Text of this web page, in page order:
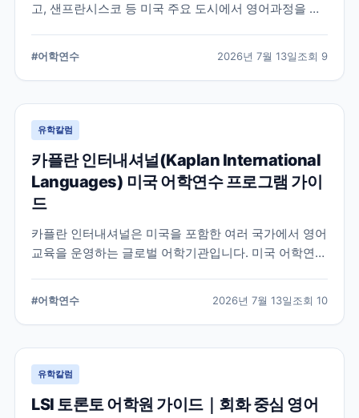
고, 샌프란시스코 등 미국 주요 도시에서 영어과정을 안
할 내용을 정리합니다.
#어학연수 2026년 7월 13일조회 9
유학칼럼
카플란 인터내셔널(Kaplan International
Languages) 미국 어학연수 프로그램 가이
드
카플란 인터내셔널은 미국을 포함한 여러 국가에서 영어
교육을 운영하는 글로벌 어학기관입니다. 미국 어학연수
#어학연수 2026년 7월 13일조회 10
유학칼럼
LSI 토론토 어학원 가이드｜회화 중심 영어